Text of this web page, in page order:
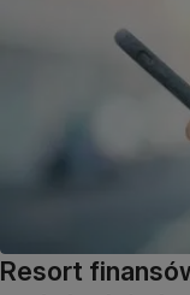
Resort